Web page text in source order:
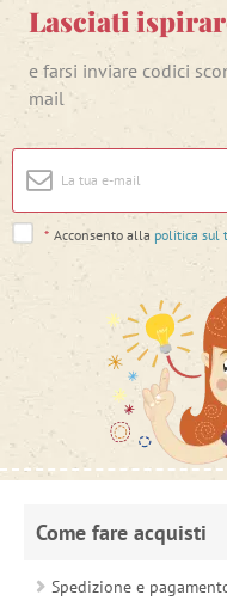
Lasciati
e farsi inviare codici
mail
* Acconsento alla politica sul
Come fare acquisti
Spedizione e